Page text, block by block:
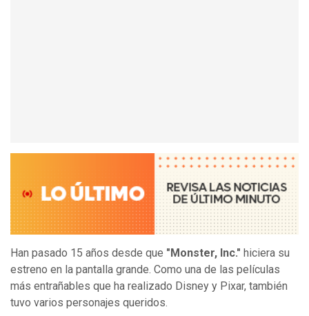
Han pasado 15 años desde que "Monster, Inc." hiciera su
estreno en la pantalla grande. Como una de las películas
más entrañables que ha realizado Disney y Pixar, también
tuvo varios personajes queridos.